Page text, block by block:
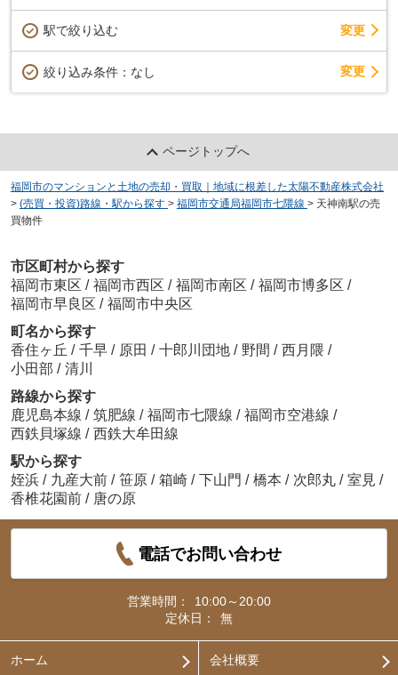
駅で絞り込む 変更
絞り込み条件： なし 変更
ページトップへ
福岡市のマンションと土地の売却・買取｜地域に根差した太陽不動産株式会社
> (売買・投資)路線・駅から探す > 福岡市交通局福岡市七隈線 > 天神南駅の売
買物件
市区町村から探す
福岡市東区 / 福岡市西区 / 福岡市南区 / 福岡市博多区 /
福岡市早良区 / 福岡市中央区
町名から探す
香住ヶ丘 / 千早 / 原田 / 十郎川団地 / 野間 / 西月隈 /
小田部 / 清川
路線から探す
鹿児島本線 / 筑肥線 / 福岡市七隈線 / 福岡市空港線 /
西鉄貝塚線 / 西鉄大牟田線
駅から探す
姪浜 / 九産大前 / 笹原 / 箱崎 / 下山門 / 橋本 / 次郎丸 / 室見 /
香椎花園前 / 唐の原
電話でお問い合わせ
営業時間：
10:00～20:00
定休日：
無
ホーム 会社概要